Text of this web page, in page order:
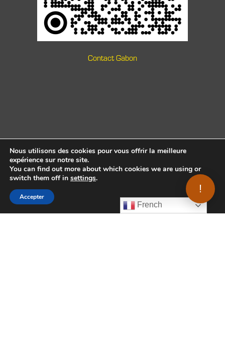
Contact Gabon
French
Nous utilisons des cookies pour vous offrir la meilleure
expérience sur notre site.
You can find out more about which cookies we are using or
switch them off in settings.
Accepter
!